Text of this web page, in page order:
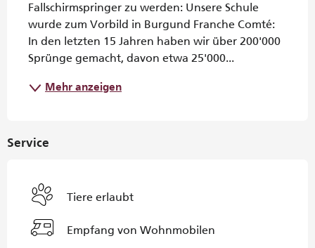
Fallschirmspringer zu werden: Unsere Schule
wurde zum Vorbild in Burgund Franche Comté:
In den letzten 15 Jahren haben wir über 200'000
Sprünge gemacht, davon etwa 25'000...
Mehr anzeigen
Service
Tiere erlaubt
Empfang von Wohnmobilen